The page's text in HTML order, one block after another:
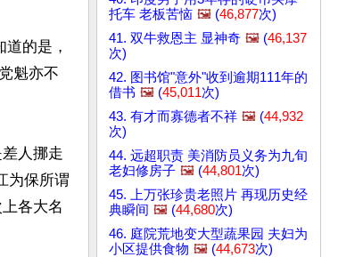
的是，
魁亦不
人挪走
为保所谓
各大名
托车 老板苦恼 🖼️ (46,877次)
41. 双牛救恩主 显神奇 🖼️ (46,137
次)
42. 图书馆"意外"收到逾期111年的
借书 🖼️ (45,011次)
43. 有才而寡德者不祥 🖼️ (44,932
次)
44. 远超职责 美消防员义务为九旬
老妇修房子 🖼️ (44,801次)
45. 上万张珍贵老照片 再现历史经
典瞬间 🖼️ (44,680次)
46. 庭院荒地变大型蔬果园 夫妇为
小区提供食物 🖼️ (44,673次)